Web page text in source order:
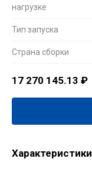
нагрузке
Тип запуска
Страна сборки
17 270 145.13 ₽
Характеристики